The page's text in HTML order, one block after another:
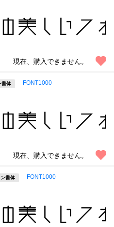
現在、購入できません。
書体 FONT1000
現在、購入できません。
書体 FONT1000